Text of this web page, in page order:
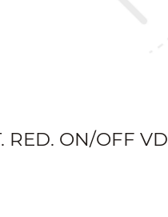
RED. ON/OFF VD